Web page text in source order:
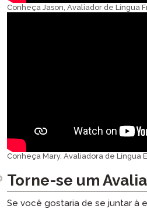
Conheça Jason, Avaliador de Língua
Conheça Mary, Avaliadora de Língua
Torne-se um
Se você gostaria de se juntar à